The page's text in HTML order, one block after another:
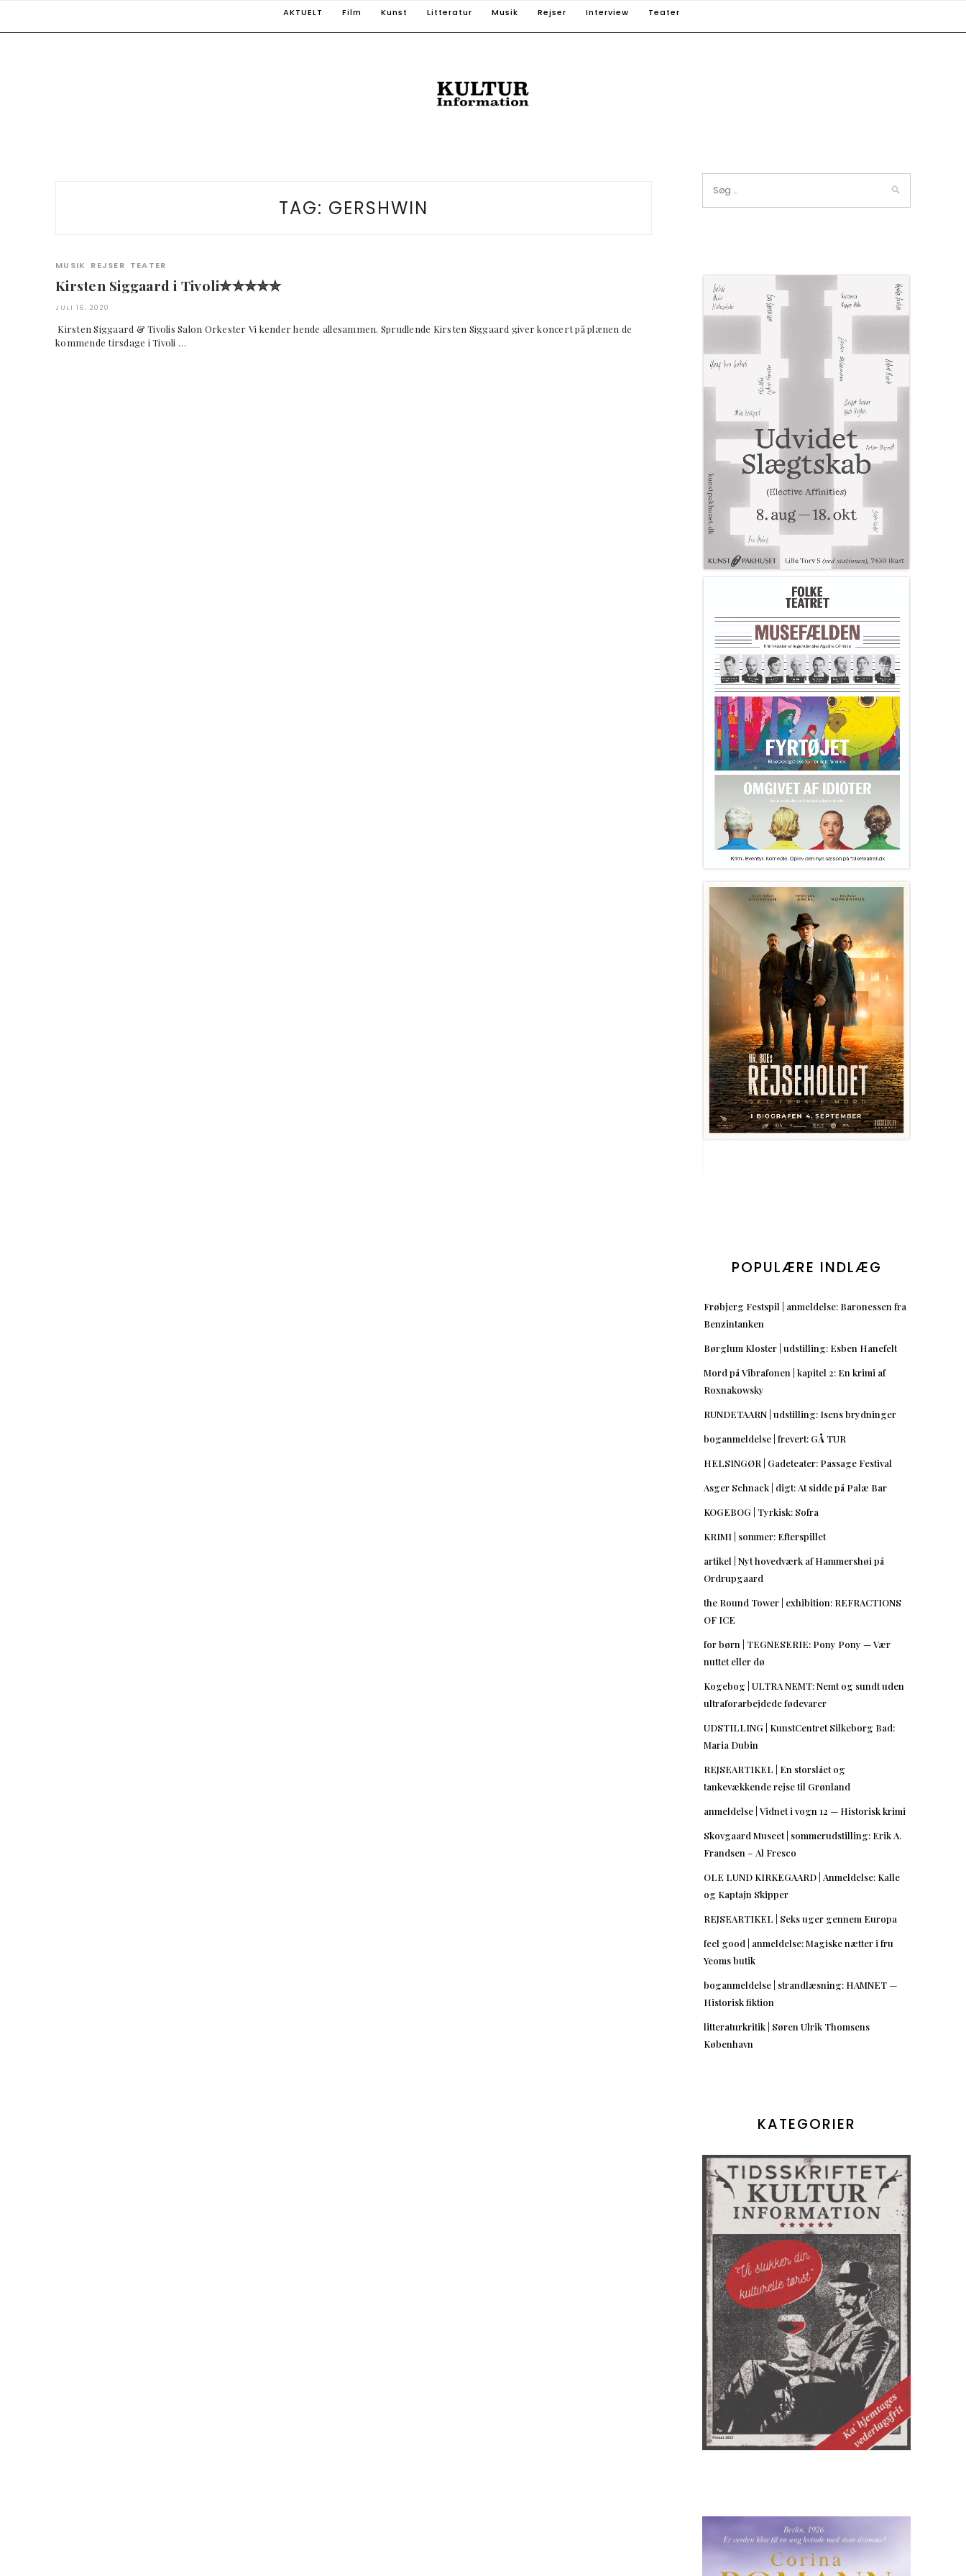
AKTUELT Film Kunst Litteratur Musik Rejser Interview Teater
TAG: GERSHWIN
MUSIK REJSER TEATER
Kirsten Siggaard i Tivoli✮✮✮✮✮
JULI 16, 2020
Kirsten Siggaard & Tivolis Salon Orkester Vi kender hende allesammen. Sprudlende Kirsten Siggaard giver koncert på plænen de
kommende tirsdage i Tivoli …
POPULÆRE INDLÆG
Frøbjerg Festspil | anmeldelse: Baronessen fra
Benzintanken
Børglum Kloster | udstilling: Esben Hanefelt
Mord på Vibrafonen | kapitel 2: En krimi af
Roxnakowsky
RUNDETAARN | udstilling: Isens brydninger
boganmeldelse | frevert: GÅ TUR
HELSINGØR | Gadeteater: Passage Festival
Asger Schnack | digt: At sidde på Palæ Bar
KOGEBOG | Tyrkisk: Sofra
KRIMI | sommer: Efterspillet
artikel | Nyt hovedværk af Hammershøi på
Ordrupgaard
the Round Tower | exhibition: REFRACTIONS
OF ICE
for børn | TEGNESERIE: Pony Pony — Vær
nuttet eller dø
Kogebog | ULTRA NEMT: Nemt og sundt uden
ultraforarbejdede fødevarer
UDSTILLING | KunstCentret Silkeborg Bad:
Maria Dubin
REJSEARTIKEL | En storslået og
tankevækkende rejse til Grønland
anmeldelse | Vidnet i vogn 12 — Historisk krimi
Skovgaard Museet | sommerudstilling: Erik A.
Frandsen – Al Fresco
OLE LUND KIRKEGAARD | Anmeldelse: Kalle
og Kaptajn Skipper
REJSEARTIKEL | Seks uger gennem Europa
feel good | anmeldelse: Magiske nætter i fru
Yeoms butik
boganmeldelse | strandlæsning: HAMNET —
Historisk fiktion
litteraturkritik | Søren Ulrik Thomsens
København
KATEGORIER